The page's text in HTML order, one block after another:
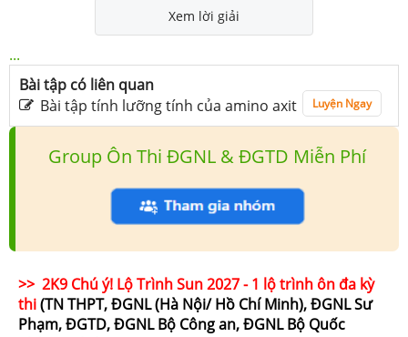
Xem lời giải
...
Bài tập có liên quan
Bài tập tính lưỡng tính của amino axit
Luyện Ngay
Group Ôn Thi ĐGNL & ĐGTD Miễn Phí
>> 2K9 Chú ý! Lộ Trình Sun 2027 - 1 lộ trình ôn đa kỳ
thi(TN THPT, ĐGNL (Hà Nội/ Hồ Chí Minh), ĐGNL Sư
Phạm, ĐGTD, ĐGNL Bộ Công an, ĐGNL Bộ Quốc